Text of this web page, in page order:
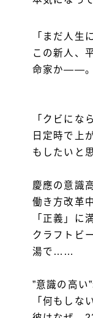
「まだ人生
この新人、
命家か――。
「クビにな
日定時で上
もしたいと
慶應の意識
働き方改革
「正義」に
クラフトビ
湯で……
”意識の高い
「何もしな